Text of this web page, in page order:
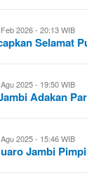
2026 - 20:13 WIB
Selamat
2025 - 19:50 WIB
Adakan
2025 - 15:46 WIB
Jambi